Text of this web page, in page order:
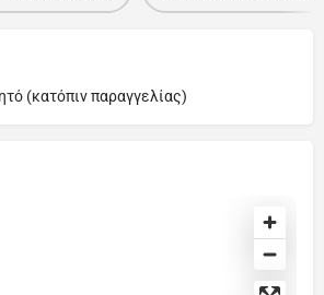
(κατόπιν παραγγελίας)